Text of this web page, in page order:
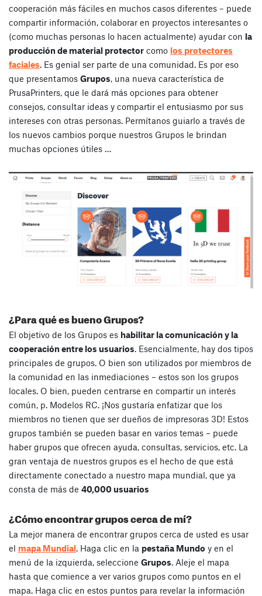
cooperación más fáciles en muchos casos diferentes – puede
compartir información, colaborar en proyectos interesantes o
(como muchas personas lo hacen actualmente) ayudar con la
producción de material protector como los protectores
faciales. Es genial ser parte de una comunidad. Es por eso
que presentamos Grupos, una nueva característica de
PrusaPrinters, que le dará más opciones para obtener
consejos, consultar ideas y compartir el entusiasmo por sus
intereses con otras personas. Permítanos guiarlo a través de
los nuevos cambios porque nuestros Grupos le brindan
muchas opciones útiles …
¿Para qué es bueno Grupos?
El objetivo de los Grupos es habilitar la comunicación y la
cooperación entre los usuarios. Esencialmente, hay dos tipos
principales de grupos. O bien son utilizados por miembros de
la comunidad en las inmediaciones – estos son los grupos
locales. O bien, pueden centrarse en compartir un interés
común, p. Modelos RC. ¡Nos gustaría enfatizar que los
miembros no tienen que ser dueños de impresoras 3D! Estos
grupos también se pueden basar en varios temas – puede
haber grupos que ofrecen ayuda, consultas, servicios, etc. La
gran ventaja de nuestros grupos es el hecho de que está
directamente conectado a nuestro mapa mundial, que ya
consta de más de 40,000 usuarios
¿Cómo encontrar grupos cerca de mí?
La mejor manera de encontrar grupos cerca de usted es usar
el mapa Mundial. Haga clic en la pestaña Mundo y en el
menú de la izquierda, seleccione Grupos. Aleje el mapa
hasta que comience a ver varios grupos como puntos en el
mapa. Haga clic en estos puntos para revelar la información